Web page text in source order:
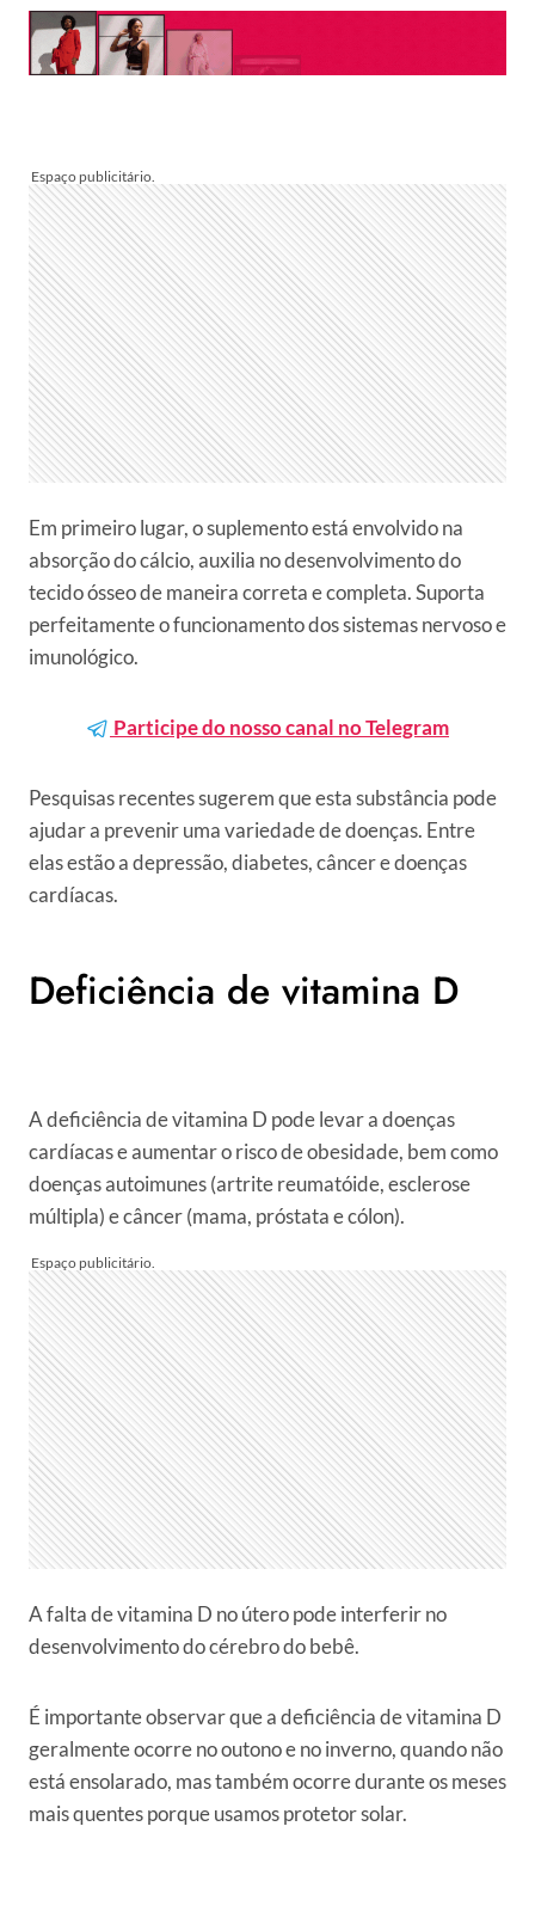
Em primeiro lugar, o suplemento está envolvido na
absorção do cálcio, auxilia no desenvolvimento do
tecido ósseo de maneira correta e completa. Suporta
perfeitamente o funcionamento dos sistemas nervoso e
imunológico.
Participe do nosso canal no Telegram
Pesquisas recentes sugerem que esta substância pode
ajudar a prevenir uma variedade de doenças. Entre
elas estão a depressão, diabetes, câncer e doenças
cardíacas.
Deficiência de vitamina D
A deficiência de vitamina D pode levar a doenças
cardíacas e aumentar o risco de obesidade, bem como
doenças autoimunes (artrite reumatóide, esclerose
múltipla) e câncer (mama, próstata e cólon).
A falta de vitamina D no útero pode interferir no
desenvolvimento do cérebro do bebê.
É importante observar que a deficiência de vitamina D
geralmente ocorre no outono e no inverno, quando não
está ensolarado, mas também ocorre durante os meses
mais quentes porque usamos protetor solar.